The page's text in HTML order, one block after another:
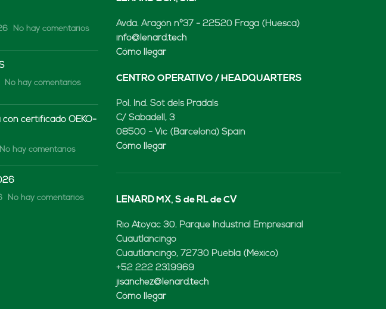
Xispal RS: Tejidos ignífugos permanentes insignia de la casa LENARD. Confortables
y fiables, y ahora más duraderos con la evolución R1 para Lavanderías Industriales.
Prendas impermeables
Xispal RS: Tejidos ignífugos permanentes insignia de la casa LENARD. Confortables
Cazadora o camisa y pantalón
Xispal RS: Tejidos ignífugos permanentes insignia de la casa LENARD. Confortables
y fiables, y ahora más duraderos con la evolución R1 para Lavanderías Industriales.